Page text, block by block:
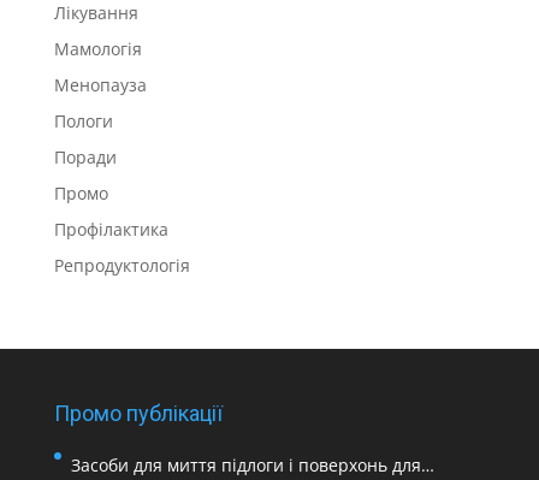
Лікування
Мамологія
Менопауза
Пологи
Поради
Промо
Профілактика
Репродуктологія
Промо публікації
Засоби для миття підлоги і поверхонь для